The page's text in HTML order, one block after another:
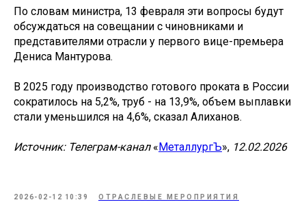
По словам министра, 13 февраля эти вопросы будут
обсуждаться на совещании с чиновниками и
представителями отрасли у первого вице-премьера
Дениса Мантурова.
В 2025 году производство готового проката в России
сократилось на 5,2%, труб - на 13,9%, объем выплавки
стали уменьшился на 4,6%, сказал Алиханов.
Источник: Телеграм-канал «МеталлургЪ», 12.02.2026
2026-02-12 10:39 ОТРАСЛЕВЫЕ МЕРОПРИЯТИЯ